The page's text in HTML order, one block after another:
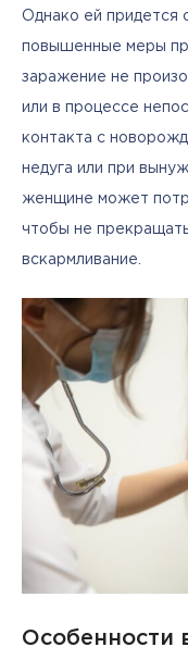
Однако ей придется
повышенные меры
заражение не
или в процессе
контакта с
недуга или при
женщине может
чтобы не
вскармливание.
Особенности